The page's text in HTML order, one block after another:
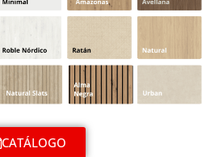
CATÁLOGO